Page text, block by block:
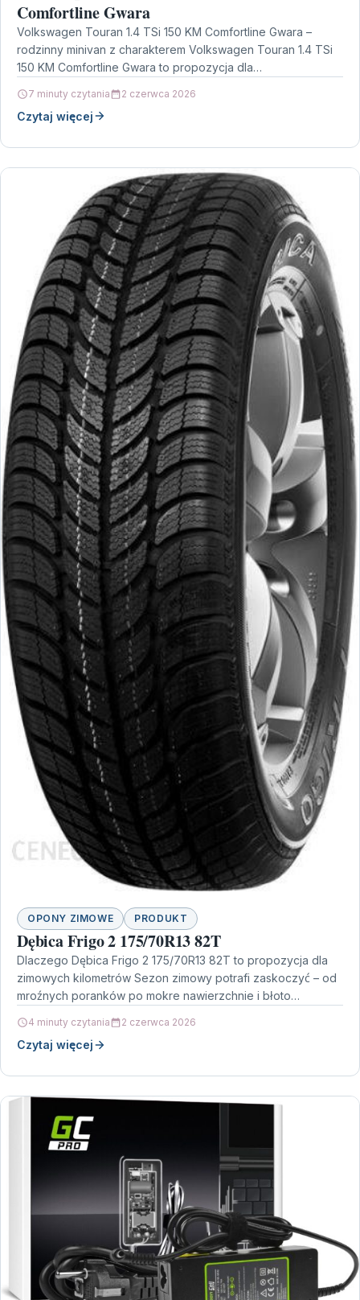
Comfortline Gwara
Volkswagen Touran 1.4 TSi 150 KM Comfortline Gwara –
rodzinny minivan z charakterem Volkswagen Touran 1.4 TSi
150 KM Comfortline Gwara to propozycja dla…
7 minuty czytania 2 czerwca 2026
Czytaj więcej
OPONY ZIMOWE PRODUKT
Dębica Frigo 2 175/70R13 82T
Dlaczego Dębica Frigo 2 175/70R13 82T to propozycja dla
zimowych kilometrów Sezon zimowy potrafi zaskoczyć – od
mroźnych poranków po mokre nawierzchnie i błoto…
4 minuty czytania 2 czerwca 2026
Czytaj więcej